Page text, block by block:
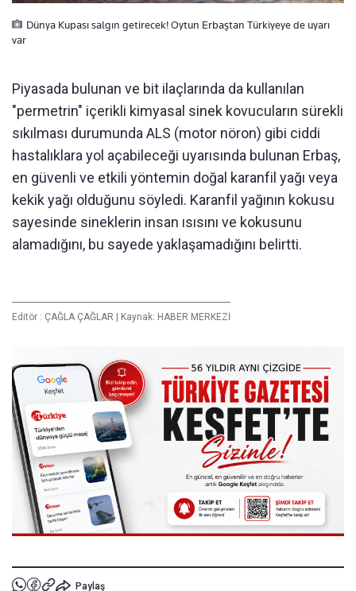
Dünya Kupası salgın getirecek! Oytun Erbaştan Türkiyeye de uyarı
var
Piyasada bulunan ve bit ilaçlarında da kullanılan
"permetrin" içerikli kimyasal sinek kovucuların sürekli
sıkılması durumunda ALS (motor nöron) gibi ciddi
hastalıklara yol açabileceği uyarısında bulunan Erbaş,
en güvenli ve etkili yöntemin doğal karanfil yağı veya
kekik yağı olduğunu söyledi. Karanfil yağının kokusu
sayesinde sineklerin insan ısısını ve kokusunu
alamadığını, bu sayede yaklaşamadığını belirtti.
Editör : ÇAĞLA ÇAĞLAR | Kaynak: HABER MERKEZİ
Paylaş